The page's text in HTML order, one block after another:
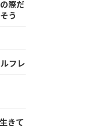
際だ
う
フレ
きて